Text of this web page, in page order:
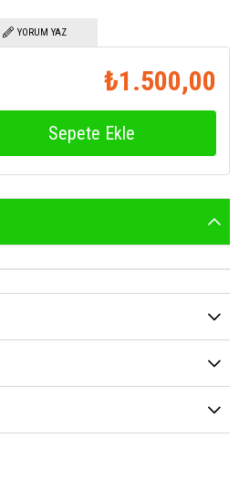
YORUM YAZ
₺1.500,00